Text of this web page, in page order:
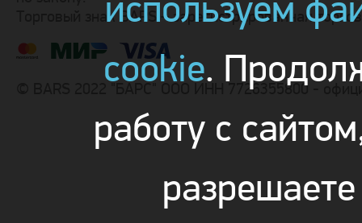
Торговый знак BARS – зарегистрированная
© BARS 2022 "БАРС" ООО ИНН 7726355800 -
cookie.
работу с
разрешаете